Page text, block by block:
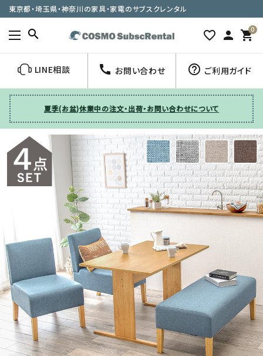
東京都・埼玉県・神奈川の家具・家電のサブスクレンタル
search favorite_border person 0
shopping_cart
LINE相談 call お問い合わせ help_outline ご利用ガイド
夏季(お盆)休業中の注文・出荷・お問い合わせについて